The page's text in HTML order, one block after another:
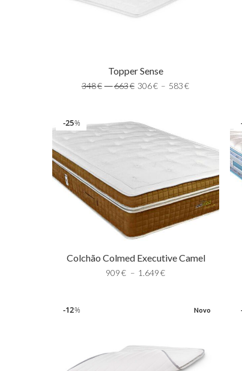
Topper Sense
348€ –663€ 306€ – 583€
%
25
Colchão Colmed Executive Camel
909€ – 1.649€
%
12 Novo